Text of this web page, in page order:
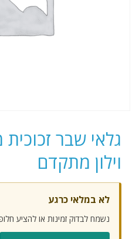
גלאי שבר
וילון מתקדם
לא במלאי כרגע
נשמח לבדוק זמינות או להציע